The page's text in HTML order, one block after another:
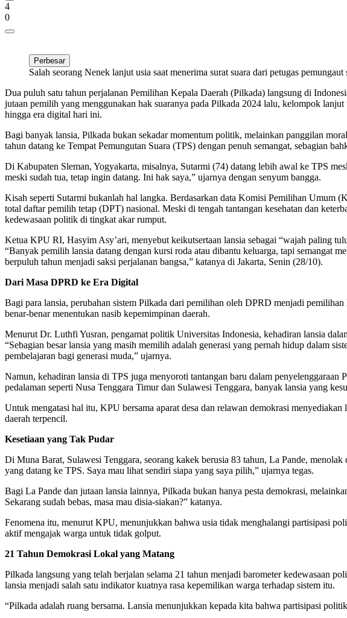
4
0
Perbesar
Salah seorang Nenek lanjut usia saat menerima surat suara dari petugas
Dua puluh satu tahun perjalanan Pemilihan Kepala Daerah (Pilkada) langsung di
jutaan pemilih yang menggunakan hak suaranya pada Pilkada 2024 lalu, kelompok
hingga era digital hari ini.
Bagi banyak lansia, Pilkada bukan sekadar momentum politik, melainkan panggilan
tahun datang ke Tempat Pemungutan Suara (TPS) dengan penuh semangat, sebagian
Di Kabupaten Sleman, Yogyakarta, misalnya, Sutarmi (74) datang lebih awal ke TPS
meski sudah tua, tetap ingin datang. Ini hak saya,” ujarnya dengan senyum bangga.
Kisah seperti Sutarmi bukanlah hal langka. Berdasarkan data Komisi Pemilihan Umum
total daftar pemilih tetap (DPT) nasional. Meski di tengah tantangan kesehatan dan
kedewasaan politik di tingkat akar rumput.
Ketua KPU RI, Hasyim Asy’ari, menyebut keikutsertaan lansia sebagai “wajah paling
“Banyak pemilih lansia datang dengan kursi roda atau dibantu keluarga, tapi semangat
berpuluh tahun menjadi saksi perjalanan bangsa,” katanya di Jakarta, Senin (28/10).
Dari Masa DPRD ke Era Digital
Bagi para lansia, perubahan sistem Pilkada dari pemilihan oleh DPRD menjadi
benar-benar menentukan nasib kepemimpinan daerah.
Menurut Dr. Luthfi Yusran, pengamat politik Universitas Indonesia, kehadiran lansia
“Sebagian besar lansia yang masih memilih adalah generasi yang pernah hidup dalam
pembelajaran bagi generasi muda,” ujarnya.
Namun, kehadiran lansia di TPS juga menyoroti tantangan baru dalam
pedalaman seperti Nusa Tenggara Timur dan Sulawesi Tenggara, banyak lansia yang
Untuk mengatasi hal itu, KPU bersama aparat desa dan relawan demokrasi
daerah terpencil.
Kesetiaan yang Tak Pudar
Di Muna Barat, Sulawesi Tenggara, seorang kakek berusia 83 tahun, La Pande,
yang datang ke TPS. Saya mau lihat sendiri siapa yang saya pilih,” ujarnya tegas.
Bagi La Pande dan jutaan lansia lainnya, Pilkada bukan hanya pesta demokrasi,
Sekarang sudah bebas, masa mau disia-siakan?” katanya.
Fenomena itu, menurut KPU, menunjukkan bahwa usia tidak menghalangi partisipasi
aktif mengajak warga untuk tidak golput.
21 Tahun Demokrasi Lokal yang Matang
Pilkada langsung yang telah berjalan selama 21 tahun menjadi barometer kedewasaan
lansia menjadi salah satu indikator kuatnya rasa kepemilikan warga terhadap sistem itu.
“Pilkada adalah ruang bersama. Lansia menunjukkan kepada kita bahwa partisipasi